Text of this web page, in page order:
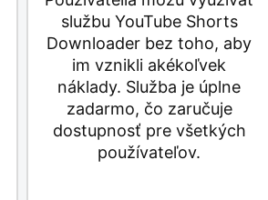
službu YouTube Shorts
Downloader bez toho, aby
im vznikli akékoľvek
náklady. Služba je úplne
zadarmo, čo zaručuje
dostupnosť pre všetkých
používateľov.